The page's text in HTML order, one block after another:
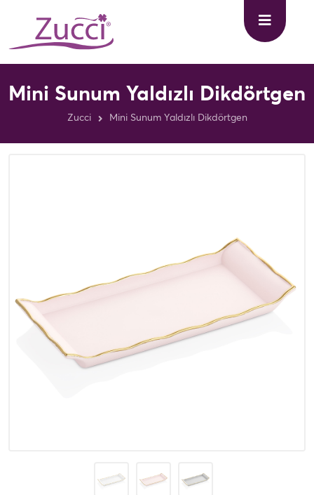
Mini Sunum Yaldızlı Dikdörtgen
Zucci Mini Sunum Yaldızlı Dikdörtgen